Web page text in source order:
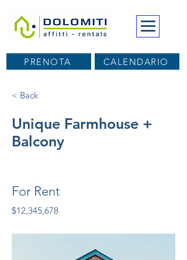
PRENOTA CALENDARIO
< Back
Unique Farmhouse +
Balcony
For Rent
$12,345,678